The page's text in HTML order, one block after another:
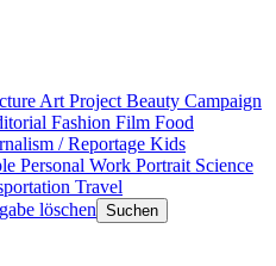
Art Project Beauty Campaign
Fashion Film Food
/ Reportage Kids
Personal Work Portrait Science
Travel
löschen